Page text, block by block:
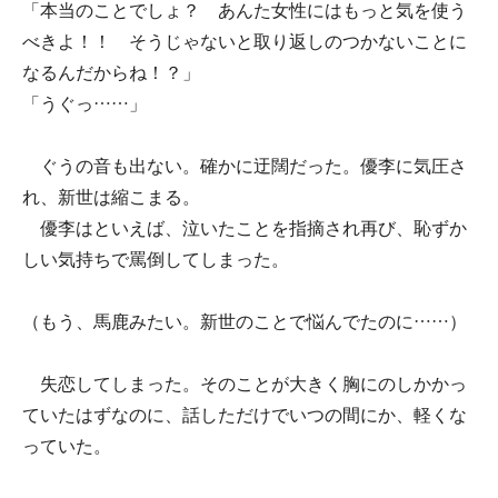
「本当のことでしょ？ あんた女性にはもっと気を使う
べきよ！！ そうじゃないと取り返しのつかないことに
なるんだからね！？」
「うぐっ……」
ぐうの音も出ない。確かに迂闊だった。優李に気圧さ
れ、新世は縮こまる。
優李はといえば、泣いたことを指摘され再び、恥ずか
しい気持ちで罵倒してしまった。
（もう、馬鹿みたい。新世のことで悩んでたのに……）
失恋してしまった。そのことが大きく胸にのしかかっ
ていたはずなのに、話しただけでいつの間にか、軽くな
っていた。